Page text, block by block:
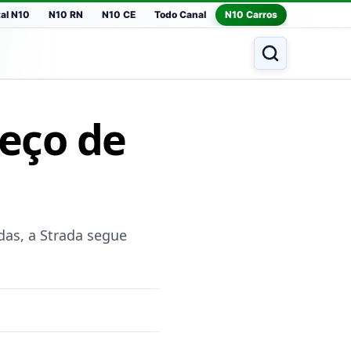
N10 N10 RN N10 CE Todo Canal N10 Carros
de
a Strada segue